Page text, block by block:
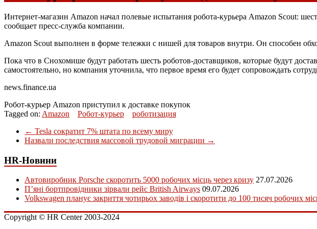
Интернет-магазин Amazon начал полевые испытания робота-курьера Amazon Scout:
сообщает пресс-служба компании.
Amazon Scout выполнен в форме тележки с нишей для товаров внутри. Он способен
Пока что в Снохомише будут работать шесть роботов-доставщиков, которые будут
самостоятельно, но компания уточнила, что первое время его будет сопровождать
news.finance.ua
Робот-курьер Amazon приступил к доставке покупок
Tagged on: Amazon Робот-курьер
роботизация
← Tesla сократит 7% штата по всему миру
Назвали последствия массовой трудовой миграции →
HR-Новини
Автовиробник Porsche скоротить 5000 робочих місць через кризу 27.07.2026
П’яні бортпровідники зірвали рейс British Airways 09.07.2026
Volkswagen планує закриття чотирьох заводів і скоротити до 100 тисяч робочих
Copyright © HR Center 2003-2024